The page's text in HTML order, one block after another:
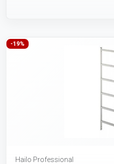
-19%
Hailo Professional